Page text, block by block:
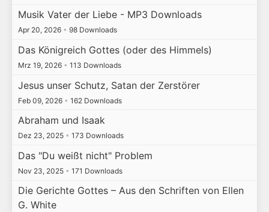
Musik Vater der Liebe - MP3 Downloads
Apr 20, 2026 • 98 Downloads
Das Königreich Gottes (oder des Himmels)
Mrz 19, 2026 • 113 Downloads
Jesus unser Schutz, Satan der Zerstörer
Feb 09, 2026 • 162 Downloads
Abraham und Isaak
Dez 23, 2025 • 173 Downloads
Das "Du weißt nicht" Problem
Nov 23, 2025 • 171 Downloads
Die Gerichte Gottes – Aus den Schriften von Ellen
G. White